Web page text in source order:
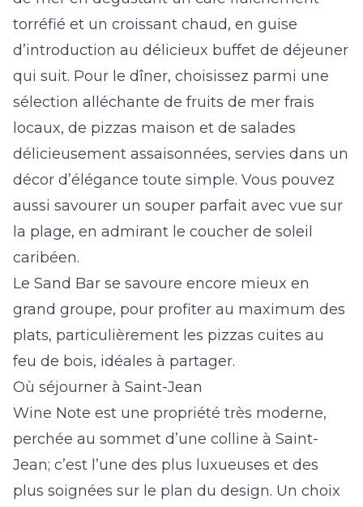
torréfié et un croissant chaud, en guise
d’introduction au délicieux buffet de déjeuner
qui suit. Pour le dîner, choisissez parmi une
sélection alléchante de fruits de mer frais
locaux, de pizzas maison et de salades
délicieusement assaisonnées, servies dans un
décor d’élégance toute simple. Vous pouvez
aussi savourer un souper parfait avec vue sur
la plage, en admirant le coucher de soleil
caribéen.
Le Sand Bar se savoure encore mieux en
grand groupe, pour profiter au maximum des
plats, particulièrement les pizzas cuites au
feu de bois, idéales à partager.
Où séjourner à Saint-Jean
Wine Note est une propriété très moderne,
perchée au sommet d’une colline à Saint-
Jean; c’est l’une des plus luxueuses et des
plus soignées sur le plan du design. Un choix